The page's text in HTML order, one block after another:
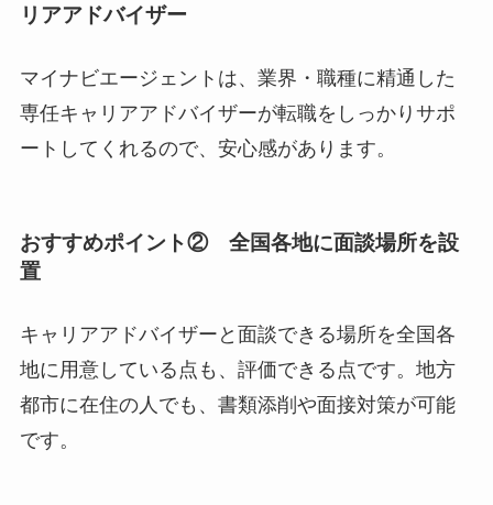
リアアドバイザー
マイナビエージェントは、業界・職種に精通した
専任キャリアアドバイザーが転職をしっかりサポ
ートしてくれるので、安心感があります。
おすすめポイント② 全国各地に面談場所を設
置
キャリアアドバイザーと面談できる場所を全国各
地に用意している点も、評価できる点です。地方
都市に在住の人でも、書類添削や面接対策が可能
です。